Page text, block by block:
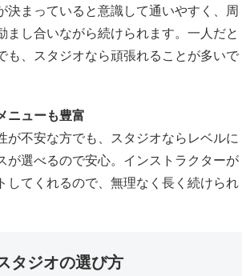
決まっていると意識して通いやすく、周
まし合いながら続けられます。一人だと
も、スタジオなら頑張れることが多いで
ニューも豊富
が不安な方でも、スタジオならレベルに
が選べるので安心。インストラクターが
してくれるので、無理なく長く続けられ
タジオの選び方